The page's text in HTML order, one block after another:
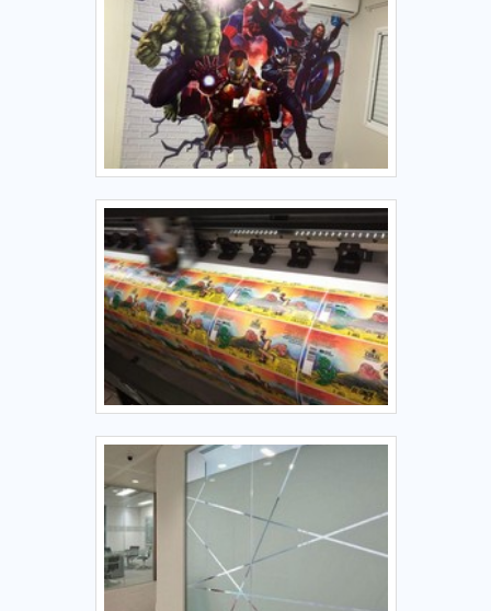
por tudo isso e muito mais que a Point Impressões é
altamente qualificada quando se trata de empresas do
segmento de comunicação visual. A empresa foca no que
há de melhor para fidelizar os clientes. O time tem
colaboradores proativos que terão grande satisfação em
melhor atender.REFERÊNCIA DE QUALIDADE NO
SEGMENTONa Point Impressões as melhores opções
para comunicação visual. São opções variadas que a
empresa oferece, como faixas e adesivação de interiores
com ótima qualidade e precisão.Se diferenciando dentro de
seu segmento, a empresa consegue também proporcionar
um atendimento cuidadoso e que busca a satisfação do
cliente. A Point Impressões é uma empresa que tem
despontado no segmento pela seriedade e qualidade, que
comprovam sua essência de trazer o melhor para os